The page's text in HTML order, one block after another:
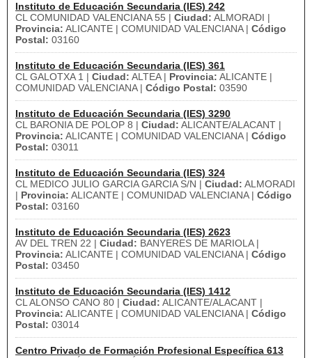
Instituto de Educación Secundaria (IES) 242
CL COMUNIDAD VALENCIANA 55 | Ciudad: ALMORADI |
Provincia: ALICANTE | COMUNIDAD VALENCIANA | Código
Postal: 03160
Instituto de Educación Secundaria (IES) 361
CL GALOTXA 1 | Ciudad: ALTEA | Provincia: ALICANTE |
COMUNIDAD VALENCIANA | Código Postal: 03590
Instituto de Educación Secundaria (IES) 3290
CL BARONIA DE POLOP 8 | Ciudad: ALICANTE/ALACANT |
Provincia: ALICANTE | COMUNIDAD VALENCIANA | Código
Postal: 03011
Instituto de Educación Secundaria (IES) 324
CL MEDICO JULIO GARCIA GARCIA S/N | Ciudad: ALMORADI
| Provincia: ALICANTE | COMUNIDAD VALENCIANA | Código
Postal: 03160
Instituto de Educación Secundaria (IES) 2623
AV DEL TREN 22 | Ciudad: BANYERES DE MARIOLA |
Provincia: ALICANTE | COMUNIDAD VALENCIANA | Código
Postal: 03450
Instituto de Educación Secundaria (IES) 1412
CL ALONSO CANO 80 | Ciudad: ALICANTE/ALACANT |
Provincia: ALICANTE | COMUNIDAD VALENCIANA | Código
Postal: 03014
Centro Privado de Formación Profesional Específica 613